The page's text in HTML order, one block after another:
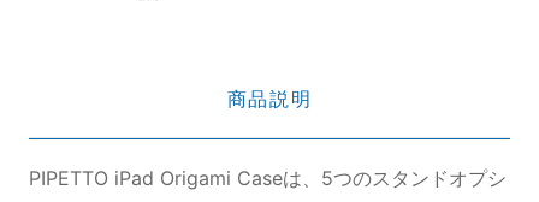
商品説明
PIPETTO iPad Origami Caseは、5つのスタンドオプシ